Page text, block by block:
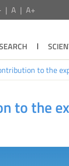
A A+
to the
to the